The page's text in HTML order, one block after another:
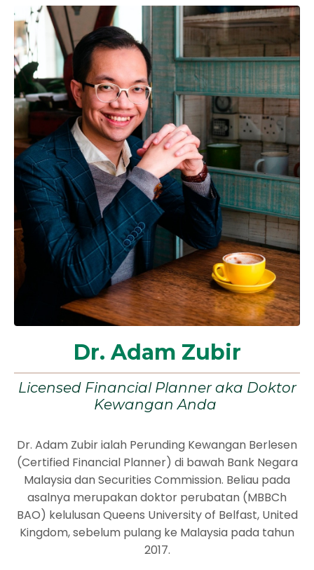
Dr. Adam Zubir
Licensed Financial Planner aka Doktor
Kewangan Anda
Dr. Adam Zubir ialah Perunding Kewangan Berlesen
(Certified Financial Planner) di bawah Bank Negara
Malaysia dan Securities Commission. Beliau pada
asalnya merupakan doktor perubatan (MBBCh
BAO) kelulusan Queens University of Belfast, United
Kingdom, sebelum pulang ke Malaysia pada tahun
2017.